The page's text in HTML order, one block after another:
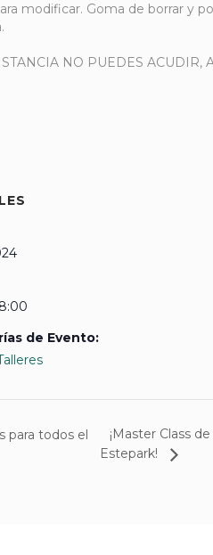
modificar. Goma de borrar y
NO PUEDES ACUDIR,
de Evento:
para todos el
¡Master Class
Estepark!